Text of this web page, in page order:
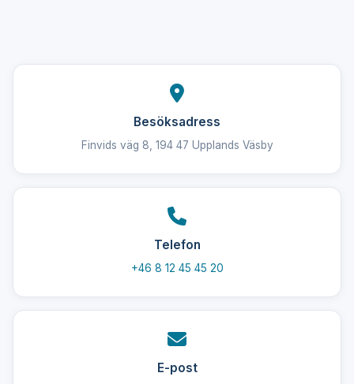
Besöksadress
Finvids väg 8, 194 47 Upplands Väsby
Telefon
+46 8 12 45 45 20
E-post